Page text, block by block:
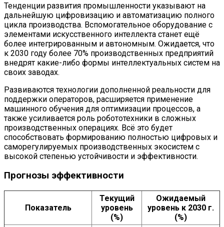
Тенденции развития промышленности указывают на
дальнейшую цифровизацию и автоматизацию полного
цикла производства. Вспомогательное оборудование с
элементами искусственного интеллекта станет ещё
более интегрированным и автономным. Ожидается, что
к 2030 году более 70% производственных предприятий
внедрят какие-либо формы интеллектуальных систем на
своих заводах.
Развиваются технологии дополненной реальности для
поддержки операторов, расширяется применение
машинного обучения для оптимизации процессов, а
также усиливается роль робототехники в сложных
производственных операциях. Всё это будет
способствовать формированию полностью цифровых и
саморегулируемых производственных экосистем с
высокой степенью устойчивости и эффективности.
Прогнозы эффективности
Показатель
Текущий
уровень
(%)
Ожидаемый
уровень к 2030 г.
(%)